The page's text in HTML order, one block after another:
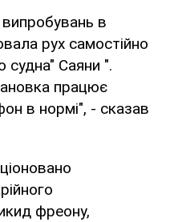
в
рух самостійно
судна" Саяни ".
працює
в нормі", - сказав
фреону,